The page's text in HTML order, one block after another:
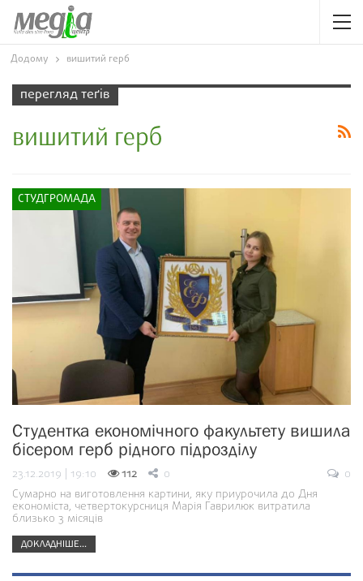
Додому вишитий герб
перегляд теґів
вишитий герб
СТУДГРОМАДА
Студентка економічного факультету вишила
бісером герб рідного підрозділу
23.12.2019 | 19:10 112 0
0
Сумарно на виготовлення картини, яку приурочила до Дня
економіста, четвертокурсниця Марія Гаврилюк витратила
близько 3 місяців
ДОКЛАДНІШЕ...